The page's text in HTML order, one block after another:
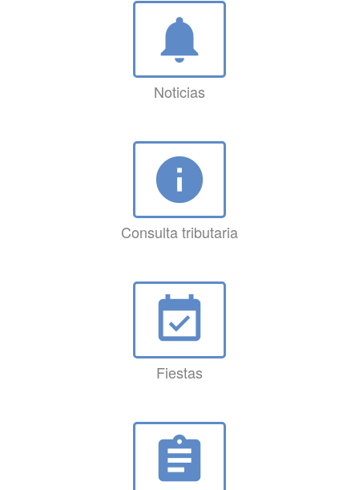
notifications
Noticias
info
Consulta tributaria
event_available
Fiestas
assignment